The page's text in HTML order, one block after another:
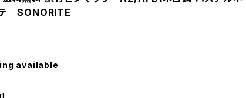
テ SONORITE
available